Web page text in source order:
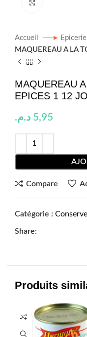
Accueil Epicerie
MAQUEREAU A LA
MAQUEREAU
EPICES 1 12
5,95 د.م.
Compare
Catégorie :
Share:
Produits